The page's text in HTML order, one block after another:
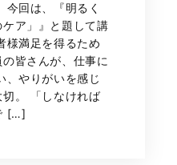
今回は、『明るく
ア」』と題して講
様満足を得るため
皆さんが、仕事に
、やりがいを感じ
。 「しなければ
[…]